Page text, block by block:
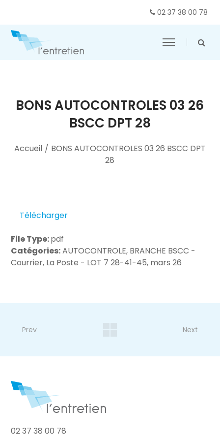
02 37 38 00 78
BONS AUTOCONTROLES 03 26
BSCC DPT 28
Accueil / BONS AUTOCONTROLES 03 26 BSCC DPT
28
Télécharger
File Type:pdf
Catégories:AUTOCONTROLE, BRANCHE BSCC -
Courrier, La Poste - LOT 7 28-41-45, mars 26
Prev Next
02 37 38 00 78